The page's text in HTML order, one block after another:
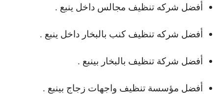
أفضل شركه تنظيف مجالس داخل ينبع .
أفضل شركه تنظيف كنب بالبخار داخل ينبع .
أفضل شركة تنظيف بالبخار بينبع .
أفضل مؤسسة تنظيف واجهات زجاج بينبع .